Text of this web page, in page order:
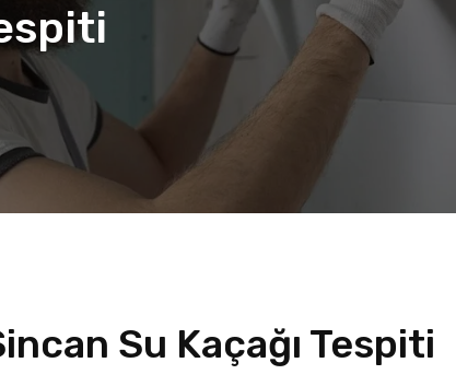
Su Kaçağı Tespiti